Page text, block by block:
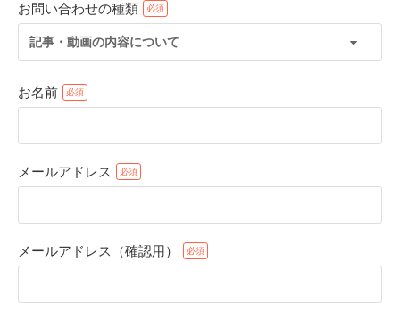
お問い合わせの種類
記事・動画の内容について
お名前
メールアドレス
メールアドレス（確認用）アプリで開く